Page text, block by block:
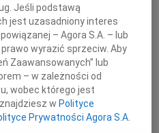
wyrazy głębokiego współczucia
z powodu śmierci
Ojca i Teścia
Jeśli podstawą
jest uzasadniony interes
– Agora S.A. – lub
wyrazić sprzeciw. Aby
Zaawansowanych” lub
– w zależności od
wobec którego jest
w Polityce
Prywatności Agora S.A.